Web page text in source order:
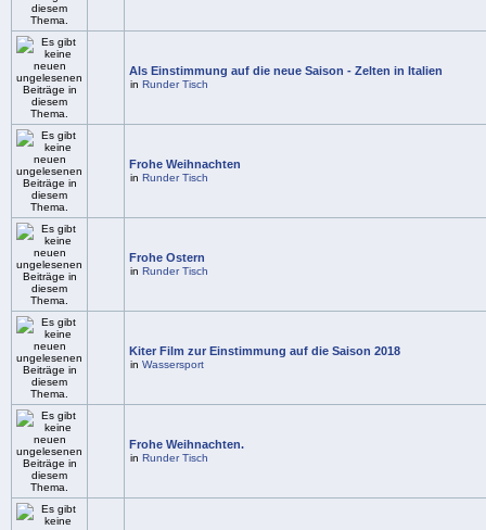
Als Einstimmung auf die neue Saison - Zelten in Italien
in Runder Tisch
Frohe Weihnachten
in Runder Tisch
Frohe Ostern
in Runder Tisch
Kiter Film zur Einstimmung auf die Saison 2018
in Wassersport
Frohe Weihnachten.
in Runder Tisch